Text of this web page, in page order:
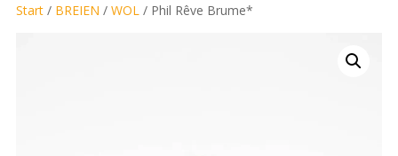
Start/ BREIEN / WOL / Phil Rêve Brume*